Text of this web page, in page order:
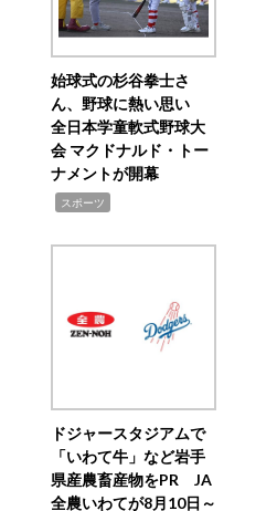
始球式の杉谷拳士さ
ん、野球に熱い思い
全日本学童軟式野球大
会 マクドナルド・トー
ナメントが開幕
スポーツ
ドジャースタジアムで
「いわて牛」など岩手
県産農畜産物をPR JA
全農いわてが8月10日～